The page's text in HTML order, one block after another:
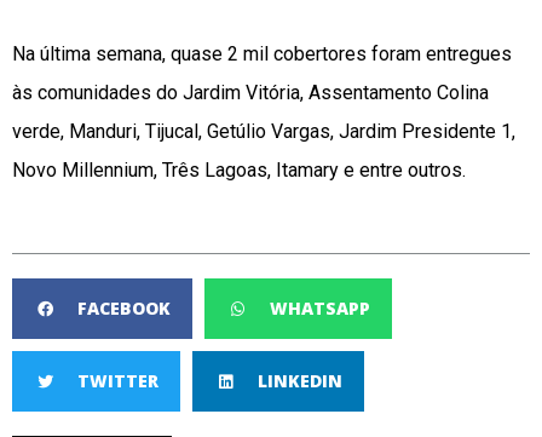
Na última semana, quase 2 mil cobertores foram entregues
às comunidades do Jardim Vitória, Assentamento Colina
verde, Manduri, Tijucal, Getúlio Vargas, Jardim Presidente 1,
Novo Millennium, Três Lagoas, Itamary e entre outros.
FACEBOOK WHATSAPP
TWITTER LINKEDIN